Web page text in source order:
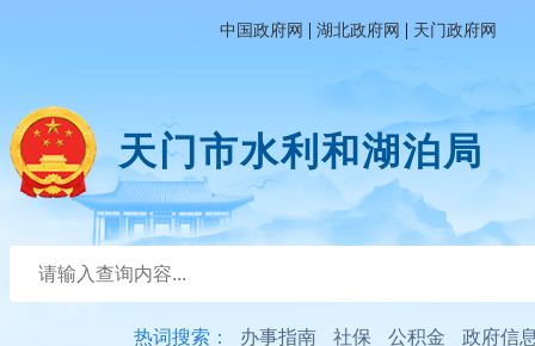
中国政府网 | 湖北政府网 | 天门政府网
天门市水利和湖泊局
热词搜索： 办事指南 社保 公积金 政府信